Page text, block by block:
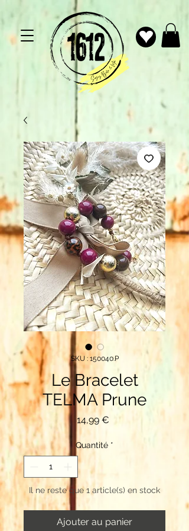
SKU : 150040.P
Le Bracelet
TELMA Prune
14,99 € Prix
Quantité *
Il ne reste que 1 article(s) en stock
Ajouter au panier